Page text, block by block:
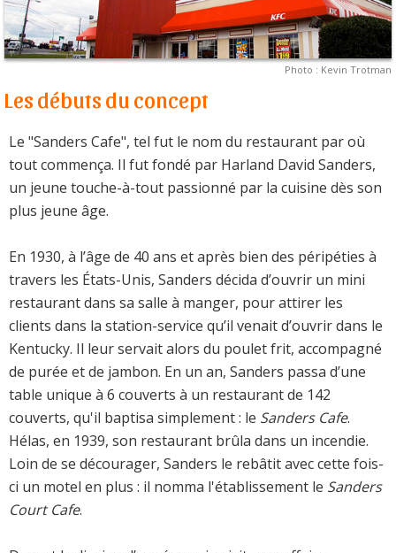
Photo : Kevin Trotman
Les débuts du concept
Le "Sanders Cafe", tel fut le nom du restaurant par où
tout commença. Il fut fondé par Harland David Sanders,
un jeune touche-à-tout passionné par la cuisine dès son
plus jeune âge.
En 1930, à l’âge de 40 ans et après bien des péripéties à
travers les États-Unis, Sanders décida d’ouvrir un mini
restaurant dans sa salle à manger, pour attirer les
clients dans la station-service qu’il venait d’ouvrir dans le
Kentucky. Il leur servait alors du poulet frit, accompagné
de purée et de jambon. En un an, Sanders passa d’une
table unique à 6 couverts à un restaurant de 142
couverts, qu'il baptisa simplement : le Sanders Cafe.
Hélas, en 1939, son restaurant brûla dans un incendie.
Loin de se décourager, Sanders le rebâtit avec cette fois-
ci un motel en plus : il nomma l'établissement le Sanders
Court Cafe.